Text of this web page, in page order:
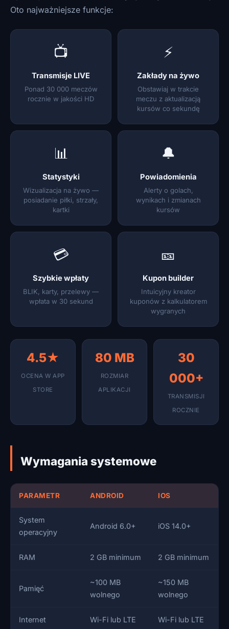
Oto najważniejsze funkcje:
📺
Transmisje LIVE
Ponad 30 000 meczów
rocznie w jakości HD
⚡
Zakłady na żywo
Obstawiaj w trakcie
meczu z aktualizacją
kursów co sekundę
📊
Statystyki
Wizualizacja na żywo —
posiadanie piłki, strzały,
kartki
🔔
Powiadomienia
Alerty o golach,
wynikach i zmianach
kursów
💳
Szybkie wpłaty
BLIK, karty, przelewy —
wpłata w 30 sekund
🎫
Kupon builder
Intuicyjny kreator
kuponów z kalkulatorem
wygranych
4.5★
OCENA W APP
STORE
80 MB
ROZMIAR
APLIKACJI
30
000+
TRANSMISJI
ROCZNIE
Wymagania systemowe
PARAMETR ANDROID IOS
System
operacyjny
Android 6.0+ iOS 14.0+
RAM 2 GB minimum 2 GB minimum
Pamięć
~100 MB
wolnego
~150 MB
wolnego
Internet Wi-Fi lub LTE Wi-Fi lub LTE